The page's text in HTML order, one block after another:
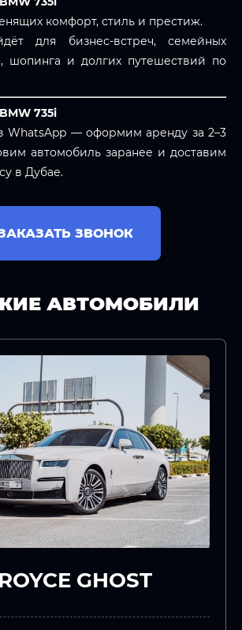
комфорт, стиль и престиж.
для бизнес-встреч, семейных
шопинга и долгих путешествий по
735i
WhatsApp — оформим аренду за 2–3
автомобиль заранее и доставим
в Дубае.
ЗВОНОК
АВТОМОБИЛИ
GHOST